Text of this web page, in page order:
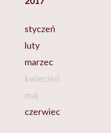
styczeń
luty
marzec
kwiecień
maj
czerwiec